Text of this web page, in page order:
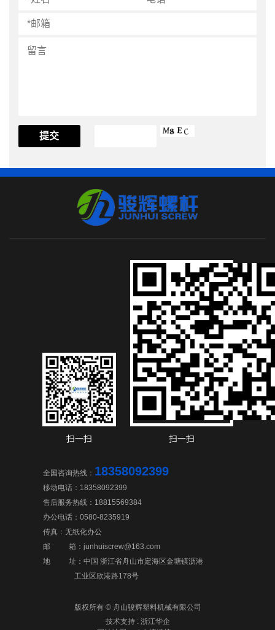
扫一扫 扫一扫
全国咨询热线： 18358092399
移动电话：18358092399
售后服务热线：18815569384
办公电话：0580-8235919
传真：无纸化办公
邮 箱：junhuiscrew@163.com
地 址：中国 浙江省舟山市定海区金塘镇沥港
工业区欣港路178号
版权所有 © 舟山骏辉塑料机械有限公司
技术支持 : 浙江华企